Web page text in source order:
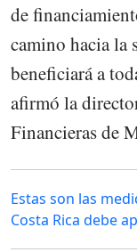
de
camino hacia la
beneficiará a
afirmó la
Financieras de
Estas son las
Costa Rica debe